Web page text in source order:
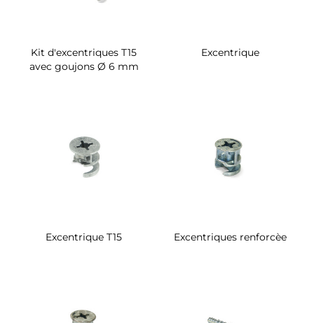
Kit d'excentriques T15
avec goujons Ø 6 mm
Excentrique
Excentrique T15 Excentriques renforcèe